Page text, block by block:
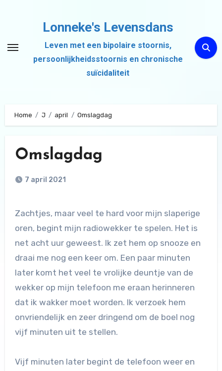
inhoud
Lonneke's Levensdans
Leven met een bipolaire stoornis,
persoonlijkheidsstoornis en chronische
suïcidaliteit
Home J april Omslagdag
Omslagdag
7 april 2021
Zachtjes, maar veel te hard voor mijn slaperige
oren, begint mijn radiowekker te spelen. Het is
net acht uur geweest. Ik zet hem op snooze en
draai me nog een keer om. Een paar minuten
later komt het veel te vrolijke deuntje van de
wekker op mijn telefoon me eraan herinneren
dat ik wakker moet worden. Ik verzoek hem
onvriendelijk en zeer dringend om de boel nog
vijf minuten uit te stellen.
Vijf minuten later begint de telefoon weer en